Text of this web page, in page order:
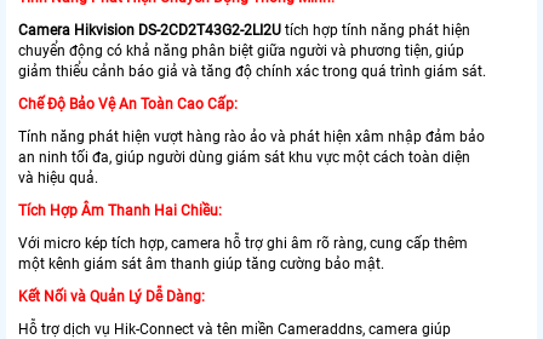
Camera Hikvision DS-2CD2T43G2-2LI2U tích hợp tính năng phát hiện
chuyển động có khả năng phân biệt giữa người và phương tiện, giúp
giảm thiểu cảnh báo giả và tăng độ chính xác trong quá trình giám sát.
Chế Độ Bảo Vệ An Toàn Cao Cấp:
Tính năng phát hiện vượt hàng rào ảo và phát hiện xâm nhập đảm bảo
an ninh tối đa, giúp người dùng giám sát khu vực một cách toàn diện
và hiệu quả.
Tích Hợp Âm Thanh Hai Chiều:
Với micro kép tích hợp, camera hỗ trợ ghi âm rõ ràng, cung cấp thêm
một kênh giám sát âm thanh giúp tăng cường bảo mật.
Kết Nối và Quản Lý Dễ Dàng:
Hỗ trợ dịch vụ Hik-Connect và tên miền Cameraddns, camera giúp